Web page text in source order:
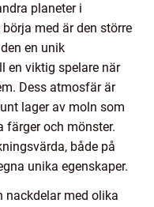
planeter i
med är den större
en unik
en viktig spelare när
Dess atmosfär är
lager av moln som
färger och mönster.
både på
unika egenskaper.
nackdelar med olika